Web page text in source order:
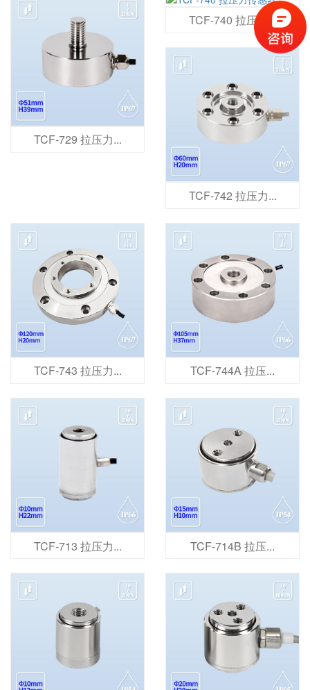
TCF-729 拉压力...
TCF-740 拉压力...
TCF-742 拉压力...
TCF-743 拉压力... TCF-744A 拉压...
TCF-713 拉压力... TCF-714B 拉压...